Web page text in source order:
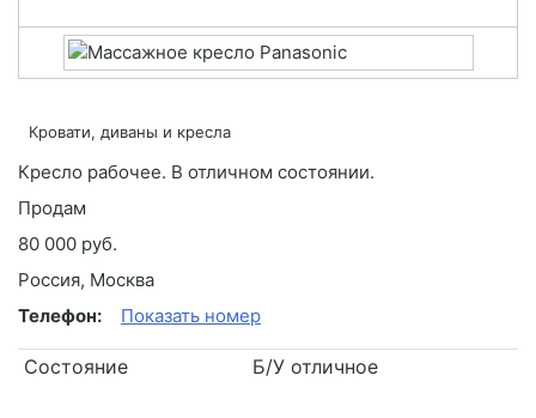
Кровати, диваны и кресла
Кресло рабочее. В отличном состоянии.
Продам
80 000 руб.
Россия, Москва
Телефон:
Показать номер
Состояние Б/У отличное